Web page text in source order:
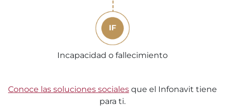
Incapacidad o fallecimiento
Conoce las soluciones sociales que el Infonavit tiene
para ti.